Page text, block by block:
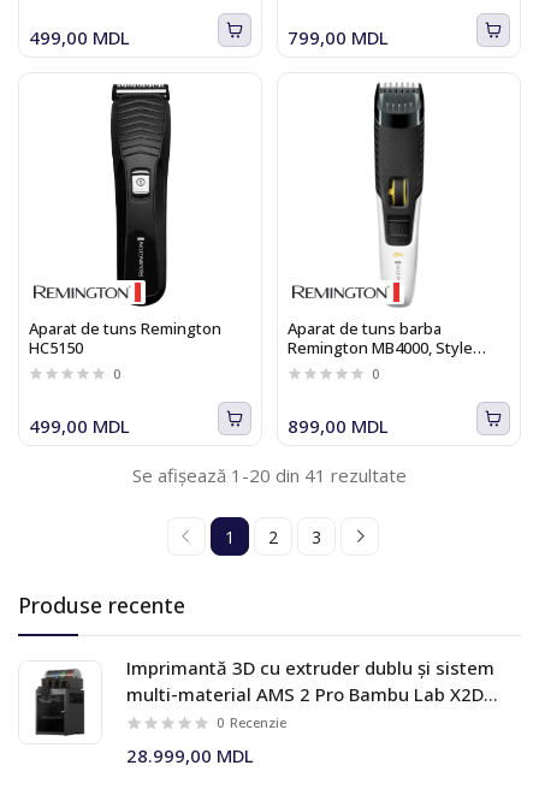
Produse recente
Imprimantă 3D cu extruder dublu și sistem
multi-material AMS 2 Pro Bambu Lab X2D
Combo
0 Recenzie
28.999,00 MDL
499,00 MDL 799,00 MDL
Aparat de tuns Remington
HC5150
0
499,00 MDL
Aparat de tuns barba
Remington MB4000, Style
Series B4
0
899,00 MDL
Se afișează 1-20 din 41 rezultate
1 2 3